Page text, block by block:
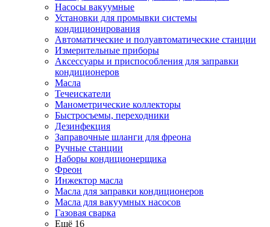
Насосы вакуумные
Установки для промывки системы
кондиционирования
Автоматические и полуавтоматические станции
Измерительные приборы
Аксессуары и приспособления для заправки
кондиционеров
Масла
Течеискатели
Манометрические коллекторы
Быстросъемы, переходники
Дезинфекция
Заправочные шланги для фреона
Ручные станции
Наборы кондиционерщика
Фреон
Инжектор масла
Масла для заправки кондиционеров
Масла для вакуумных насосов
Газовая сварка
Ещё 16